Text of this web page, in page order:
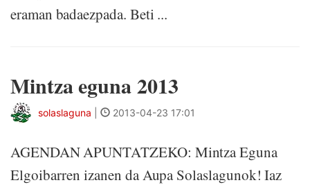
eraman badaezpada. Beti ...
Mintza eguna 2013
solaslaguna 2013-04-23 17:01
AGENDAN APUNTATZEKO: Mintza Eguna
Elgoibarren izanen da Aupa Solaslagunok! Iaz